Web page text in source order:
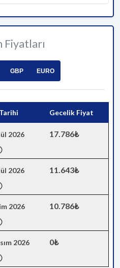
Fiyatları
GBP EURO
Gecelik Fiyat
2026 17.786₺
2026 11.643₺
2026 10.786₺
2026 0₺